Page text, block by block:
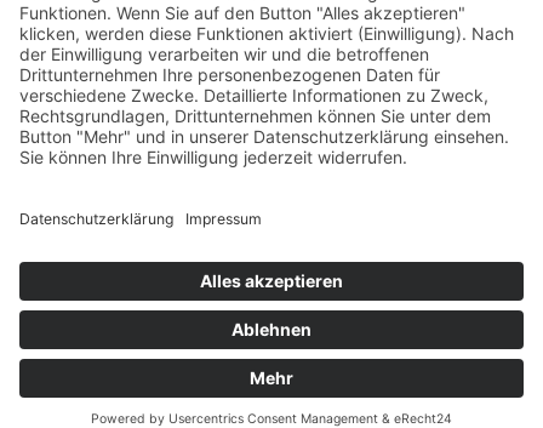
Versandpartner
Verfügbarkeiten
Zahlung und Versand
Datenschutz
Fernabsatz
Widerrufsrecht bei Dienstleistungen
Kontakt
Garantiefall
Batterieverordnung